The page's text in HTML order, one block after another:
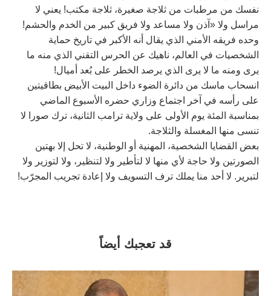
نفسك من مرطبات من ثلاجة صغيرة، ثلاجة مكتب! يعني لا
مراسل ولا «آذن ولا مساعد ولا فريق كبير من الخدم والحشم!
وحده فريقه الأمني الذي يقال أنه الأكبر في تاريخ حماية
الشخصيات في العالم، ناهيك عن الحرس التقني الذي منه ما
يرى ومنه ما لا يرى الذي يرصد الخطر على بُعد أميال!
انسحاب ماسك من دائرة الضوء داخل البيت الأبيض بطاقيتين
على رأسه في آخر اجتماع وزاري حضره الأسبوع الماضي
بمناسبة المئة يوم الأولى على ولاية ترامب الثانية، ترك صورا لا
تنسى منها المغسلة والثلاجة.
بعض القضايا الشخصية، المهنية أو الوطنية، لا تحل إلا بهتين
الصورتين ولا حاجة لأي منها لا لتأطير ولا لتنظير، ولا لتوزير ولا
لتبرير. لا أحد منا يملك ترف التسويف ولا إعادة تجريب المجرّب!
قد تعجبك أيضاً